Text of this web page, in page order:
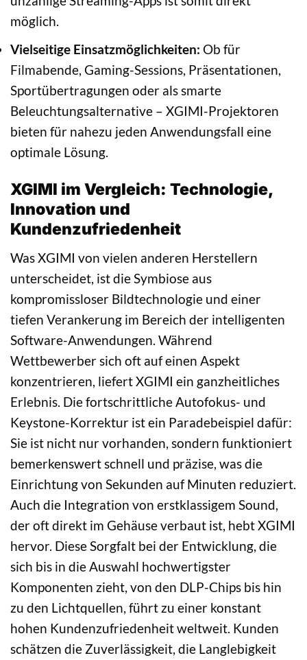
möglich.
Vielseitige Einsatzmöglichkeiten: Ob für
Filmabende, Gaming-Sessions, Präsentationen,
Sportübertragungen oder als smarte
Beleuchtungsalternative – XGIMI-Projektoren
bieten für nahezu jeden Anwendungsfall eine
optimale Lösung.
XGIMI im Vergleich: Technologie,
Innovation und
Kundenzufriedenheit
Was XGIMI von vielen anderen Herstellern
unterscheidet, ist die Symbiose aus
kompromissloser Bildtechnologie und einer
tiefen Verankerung im Bereich der intelligenten
Software-Anwendungen. Während
Wettbewerber sich oft auf einen Aspekt
konzentrieren, liefert XGIMI ein ganzheitliches
Erlebnis. Die fortschrittliche Autofokus- und
Keystone-Korrektur ist ein Paradebeispiel dafür:
Sie ist nicht nur vorhanden, sondern funktioniert
bemerkenswert schnell und präzise, was die
Einrichtung von Sekunden auf Minuten reduziert.
Auch die Integration von erstklassigem Sound,
der oft direkt im Gehäuse verbaut ist, hebt XGIMI
hervor. Diese Sorgfalt bei der Entwicklung, die
sich bis in die Auswahl hochwertigster
Komponenten zieht, von den DLP-Chips bis hin
zu den Lichtquellen, führt zu einer konstant
hohen Kundenzufriedenheit weltweit. Kunden
schätzen die Zuverlässigkeit, die Langlebigkeit